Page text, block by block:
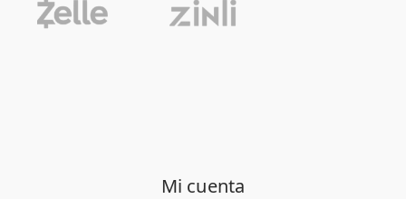
Mi cuenta